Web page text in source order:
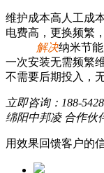
维护成本高人工成
电费高，更换频繁
解决纳米节
一次安装无需频繁
不需要后期投入，
立即咨询： 188-
绵阳中邦凌 合作伙
用效果回馈客户的